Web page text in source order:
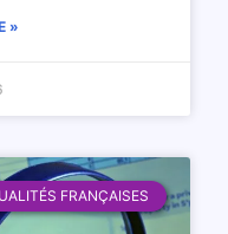
»
FRANÇAISES